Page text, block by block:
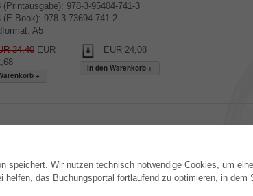
speichert. Wir nutzen technisch notwendige Cookies, um
das Buchungsportal fortlaufend zu optimieren, in dem
(Printausgabe): 978-3-95404-741-3
(E-Book): 978-3-73694-741-2
A5
34,40EUR
EUR 24,08
AUTOR WERDEN